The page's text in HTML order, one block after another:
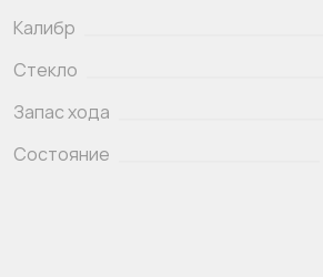
Калибр
Стекло
Запас хода
Состояние